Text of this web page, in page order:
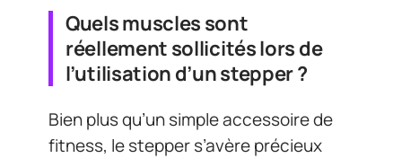
Quels muscles sont
réellement sollicités lors de
l’utilisation d’un stepper ?
Bien plus qu’un simple accessoire de
fitness, le stepper s’avère précieux